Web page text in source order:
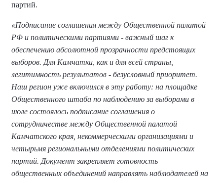
партий.
«Подписание соглашения между Общественной палатой
РФ и политическими партиями - важный шаг к
обеспечению абсолютной прозрачности предстоящих
выборов. Для Камчатки, как и для всей страны,
легитимность результатов - безусловный приоритет.
Наш регион уже включился в эту работу: на площадке
Общественного штаба по наблюдению за выборами в
июле состоялось подписание соглашения о
сотрудничестве между Общественной палатой
Камчатского края, некоммерческими организациями и
четырьмя региональными отделениями политических
партий. Документ закрепляет готовность
общественных объединений направлять наблюдателей на